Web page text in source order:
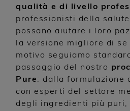
qualità e di livello
professionisti della
possano aiutare i loro
la versione migliore di
motivo seguiamo
passaggio del nostro
Pure: dalla formulazione
con esperti del settore
degli ingredienti più puri,